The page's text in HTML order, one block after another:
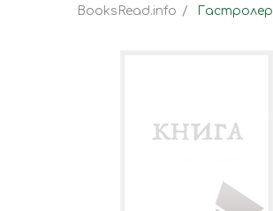
BooksRead.info